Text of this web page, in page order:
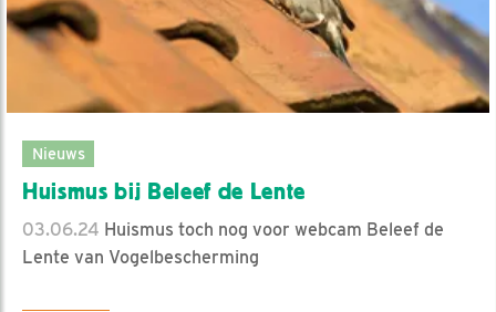
Nieuws
Huismus bij Beleef de Lente
03.06.24 Huismus toch nog voor webcam Beleef de
Lente van Vogelbescherming